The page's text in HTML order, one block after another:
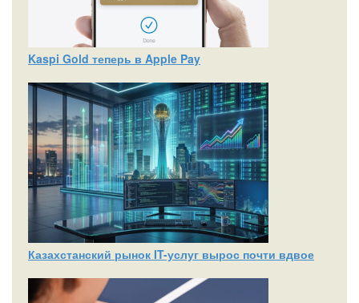
Kaspi Gold теперь в Apple Pay
Казахстанский рынок IT-услуг вырос почти вдвое